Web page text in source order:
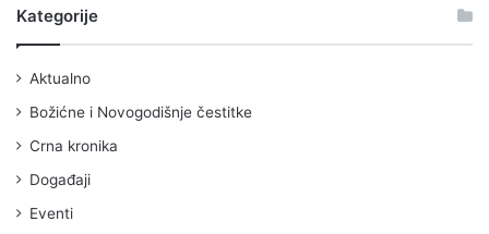
Kategorije
Aktualno
Božićne i Novogodišnje čestitke
Crna kronika
Događaji
Eventi